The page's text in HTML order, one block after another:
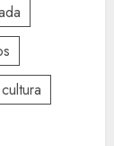
cultura